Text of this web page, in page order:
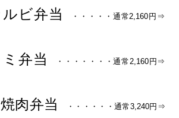
ルビ弁当 ・・・・・通常2,160円⇒
弁当 ・・・・・・・通常2,160円⇒
肉弁当 ・・・・・・通常3,240円⇒